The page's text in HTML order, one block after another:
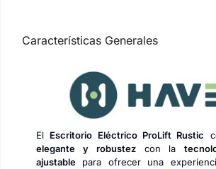
Características Generales
El Escritorio Eléctrico ProLift Rustic
elegante y robustezcon la
ajustable para ofrecer una